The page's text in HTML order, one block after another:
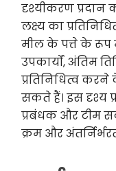
दृश्यीकरण प्रदान
लक्ष्य का
मील के पत्ते के रूप
उपकार्यों, अंतिम
प्रतिनिधित्व
सकते हैं। इस दृश्य
प्रबंधक और टीम
क्रम और